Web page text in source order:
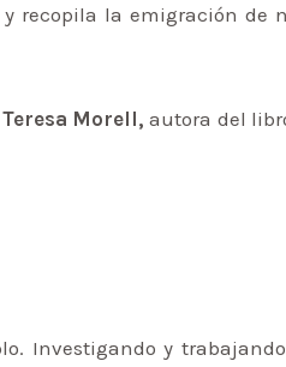
recopila la emigración de
Teresa Morell, autora del
Investigando y